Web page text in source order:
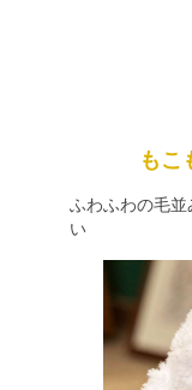
もこ
ふわふわの毛
い